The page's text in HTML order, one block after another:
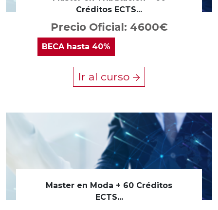
Créditos ECTS...
Precio Oficial: 4600€
BECA hasta 40%
Ir al curso
Master en Moda + 60 Créditos
ECTS...